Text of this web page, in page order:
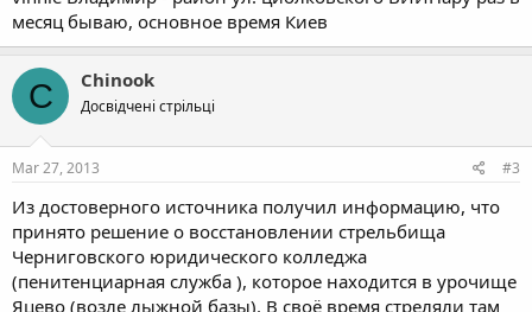
месяц бываю, основное время Киев
C Chinook
Досвідчені стрільці
Mar 27, 2013 #3
Из достоверного источника получил информацию, что
принято решение о восстановлении стрельбища
Черниговского юридического колледжа
(пенитенциарная служба ), которое находится в урочище
Яцево (возле лыжной базы). В своё время стреляли там